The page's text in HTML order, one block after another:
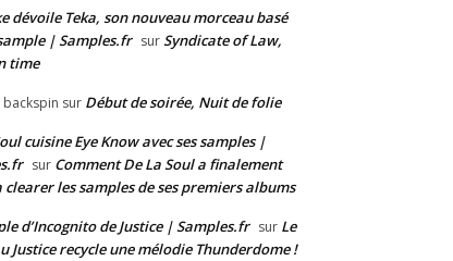
dévoile Teka, son nouveau morceau basé
| Samples.fr surSyndicate of Law,
time
sur Début de soirée, Nuit de folie
cuisine Eye Know avec ses samples |
sur Comment De La Soul a finalement
clearer les samples de ses premiers albums
d’Incognito de Justice | Samples.fr sur Le
Justice recycle une mélodie Thunderdome !